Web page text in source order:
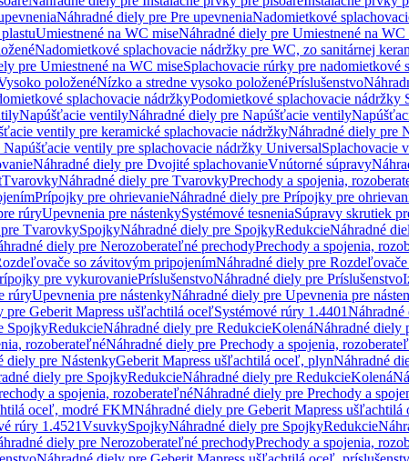
Náhradné diely pre Pre upevneniaNadomietkové
Umiestnené na WC miseNáhradné diely pre Umiestnené na WC
Nadomietkové splachovacie nádržky pre WC, zo sanitárnej
pre Umiestnené na WC miseSplachovacie rúrky pre nadomietkové
položenéNízko a stredne vysoko položenéPríslušenstvo
splachovacie nádržkyPodomietkové splachovacie nádržky
Napúšťacie ventilyNáhradné diely pre Napúšťacie ventily
ventily pre keramické splachovacie nádržkyNáhradné diely pre
ventily pre splachovacie nádržky UniversalSplachovacie
Náhradné diely pre Dvojité splachovanieVnútorné súpravy
TvarovkyNáhradné diely pre TvarovkyPrechody a spojenia,
Prípojky pre ohrievanieNáhradné diely pre Prípojky pre
rúryUpevnenia pre nástenkySystémové tesneniaSúpravy skrutiek
TvarovkySpojkyNáhradné diely pre SpojkyRedukcieNáhradné
diely pre Nerozoberateľné prechodyPrechody a spojenia,
so závitovým pripojenímNáhradné diely pre
pre vykurovaniePríslušenstvoNáhradné diely pre Príslušenstvo
rúryUpevnenia pre nástenkyNáhradné diely pre Upevnenia pre
pre Geberit Mapress ušľachtilá oceľSystémové rúry 1.4401Náhradné
SpojkyRedukcieNáhradné diely pre RedukcieKolenáNáhradné diely
rozoberateľnéNáhradné diely pre Prechody a spojenia,
diely pre NástenkyGeberit Mapress ušľachtilá oceľ, plynNáhradné
diely pre SpojkyRedukcieNáhradné diely pre RedukcieKolená
a spojenia, rozoberateľnéNáhradné diely pre Prechody a
oceľ, modré FKMNáhradné diely pre Geberit Mapress
rúry 1.4521VsuvkySpojkyNáhradné diely pre SpojkyRedukcie
diely pre Nerozoberateľné prechodyPrechody a spojenia,